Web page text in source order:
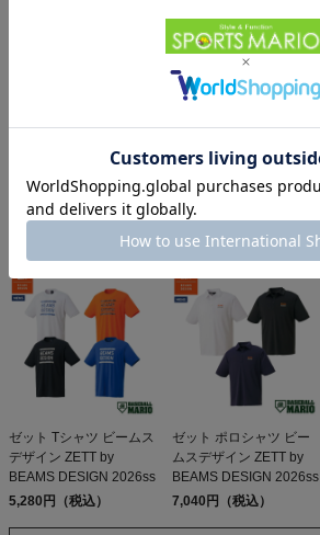
ボールマリオ JUNKEI-
GLOVE 28.7cm
ングラス ブラウン×ゴー
ルドミラー スモーク高校
曇り止め UVカット
Rawlings
ニューバランス フューエ
ルセル ポイントスパイク
一般 NEW BALANCE
FuelCell 4040 v8 Molded
14,355円（税込）
同じカテゴリのおすすめ商品
ゼット Tシャツ ビームス
デザイン ZETT by
BEAMS DESIGN 2026ss
5,280円（税込）
ゼット ポロシャツ ビー
ムスデザイン ZETT by
BEAMS DESIGN 2026ss
7,040円（税込）